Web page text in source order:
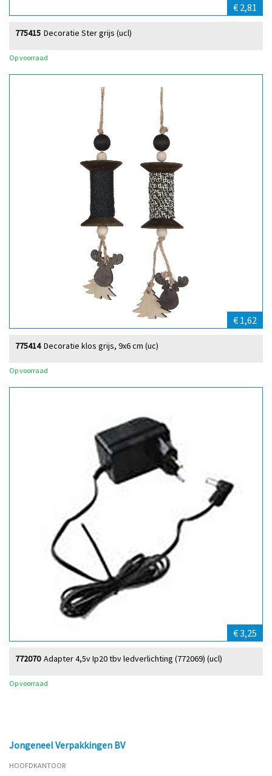
€ 2,81
Decoratie Ster grijs (ucl)
775415
Op voorraad
€ 1,62
Decoratie klos grijs, 9x6 cm (uc)
775414
Op voorraad
€ 3,25
Adapter 4,5v Ip20 tbv ledverlichting (772069) (ucl)
772070
Op voorraad
Jongeneel Verpakkingen BV
HOOFDKANTOOR